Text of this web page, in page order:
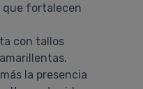
que fortalecen
con tallos
la presencia